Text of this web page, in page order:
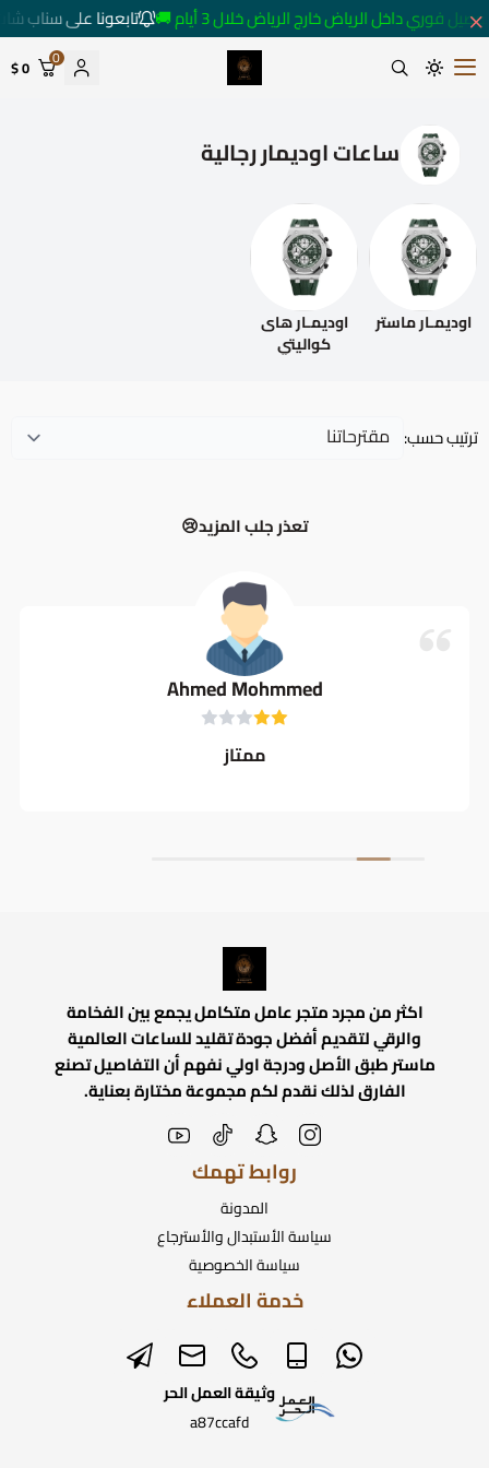
فوري داخل الرياض خارج الرياض خلال 3 أيام 🚚
تابعونا على سناب
متجر ساعات رومانس
0
0 $
ساعات اوديمار رجالية
اوديمـار ماستر اوديمـار هاى
كواليتي
ترتيب حسب:
تعذر جلب المزيد😢
Ahmed Mohmmed
ممتاز
اكثر من مجرد متجر عامل متكامل يجمع بين الفخامة
والرقي لتقديم أفضل جودة تقليد للساعات العالمية
ماستر طبق الأصل ودرجة اولي نفهم أن التفاصيل تصنع
الفارق لذلك نقدم لكم مجموعة مختارة بعناية.
روابط تهمك
المدونة
سياسة الأستبدال والأسترجاع
سياسة الخصوصية
خدمة العملاء
وثيقة العمل الحر
a87ccafd